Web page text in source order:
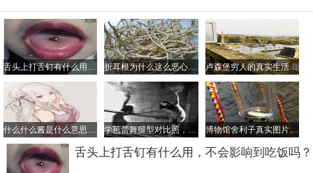
舌头上打舌钉有什么用，不会影响到吃饭吗？ 折耳根为什么这么恶心难吃，折耳根有毒吃了会伤肾真的吗？ 卢森堡穷人的真实生活是怎样的，可以去卢森堡打工吗？
什么什么酱是什么意思，酱是对女生的称呼吗？ 学芭蕾舞腿型对比照，学芭蕾舞最晚年龄是多大？ 博物馆舍利子真实图片，看舍利子什么颜色的好
舌头上打舌钉有什么用，不会影响到吃饭吗？